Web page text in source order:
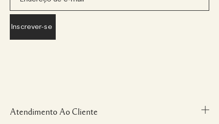
Atendimento Ao Cliente